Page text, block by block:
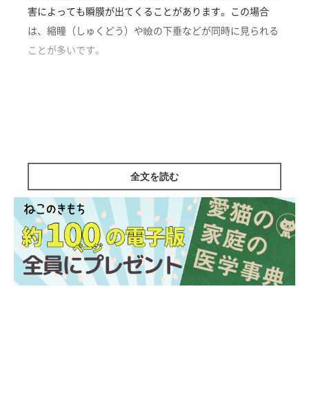
害によっても瞬膜が出てくることがあります。この場合
は、縮瞳（しゅくどう）や瞼の下垂などが同時に見られる
ことが多いです。
全文を読む